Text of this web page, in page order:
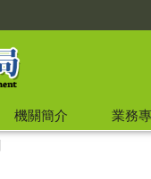
機關簡介 業務